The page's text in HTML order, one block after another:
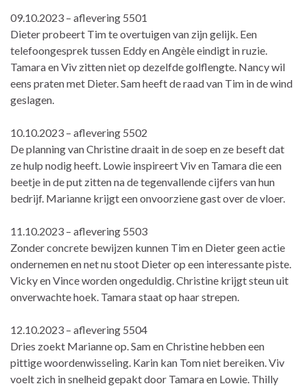
09.10.2023 – aflevering 5501
Dieter probeert Tim te overtuigen van zijn gelijk. Een
telefoongesprek tussen Eddy en Angèle eindigt in ruzie.
Tamara en Viv zitten niet op dezelfde golflengte. Nancy wil
eens praten met Dieter. Sam heeft de raad van Tim in de wind
geslagen.
10.10.2023 – aflevering 5502
De planning van Christine draait in de soep en ze beseft dat
ze hulp nodig heeft. Lowie inspireert Viv en Tamara die een
beetje in de put zitten na de tegenvallende cijfers van hun
bedrijf. Marianne krijgt een onvoorziene gast over de vloer.
11.10.2023 – aflevering 5503
Zonder concrete bewijzen kunnen Tim en Dieter geen actie
ondernemen en net nu stoot Dieter op een interessante piste.
Vicky en Vince worden ongeduldig. Christine krijgt steun uit
onverwachte hoek. Tamara staat op haar strepen.
12.10.2023 – aflevering 5504
Dries zoekt Marianne op. Sam en Christine hebben een
pittige woordenwisseling. Karin kan Tom niet bereiken. Viv
voelt zich in snelheid gepakt door Tamara en Lowie. Thilly